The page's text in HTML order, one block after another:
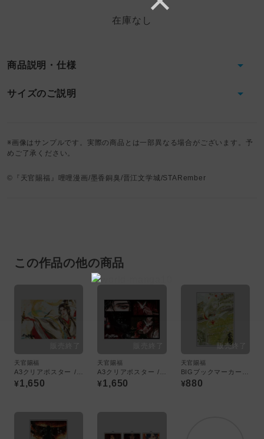
在庫なし
商品説明・仕様
サイズのご説明
※画像はサンプルです。実際の商品とは一部異なる場合がございます。予
めご了承ください。
©『天官賜福』哩哩漫画/墨香銅臭/晋江文学城/STARember
この作品の他の商品
天官賜福
¥1,650
天官賜福
¥1,650
天官賜福
¥880